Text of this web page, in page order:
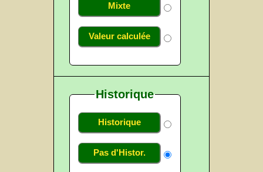
Mixte
Valeur calculée
Historique
Historique
Pas d'Histor.